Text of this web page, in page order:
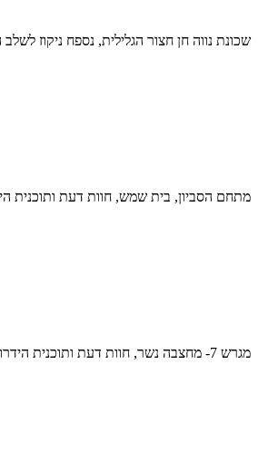
שכונת נווה חן חצור הגלילית, נספח ניקוז
מתחם הסביון, בית שמש, חוות דעת ותוכנית
מגרש 7- מחצבה נשר, חוות דעת ותוכנית הידרולוגית לניהול מי נגר